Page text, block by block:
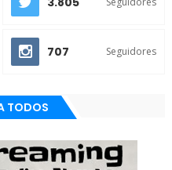
707 Seguidores
TODOS